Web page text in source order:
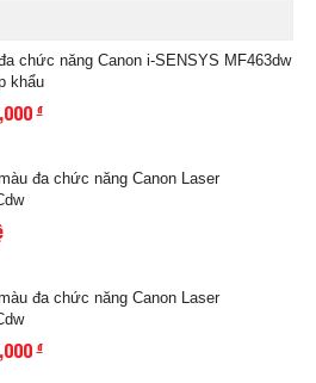
chức năng Canon i-SENSYS MF463dw
khẩu
đ
đa chức năng Canon Laser
đa chức năng Canon Laser
đ